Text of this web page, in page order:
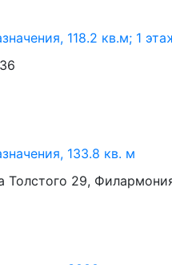
118.2 кв.м; 1
133.8 кв. м
Толстого 29,